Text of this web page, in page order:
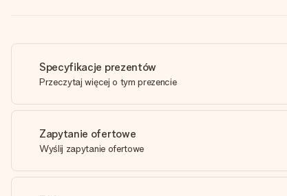
Specyfikacje prezentów
Przeczytaj więcej o tym prezencie
Zapytanie ofertowe
Wyślij zapytanie ofertowe